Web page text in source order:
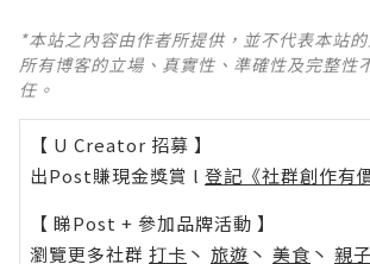
*本站之內容由作者所提供，並不代表本站
所有博客的立場、真實性、準確性及完整性
任。
【 U Creator 招募 】
出Post賺現金獎賞 l 登記《社群創作有
【 睇Post + 參加品牌活動 】
瀏覽更多社群 打卡 丶 旅遊 丶 美食 丶 親子